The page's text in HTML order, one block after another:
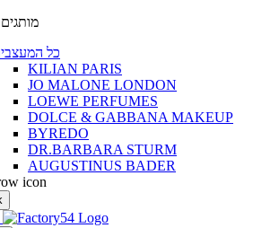
כל
KILIAN PARIS
JO MALONE LONDON
LOEWE PERFUMES
DOLCE & GABBANA MAKEUP
BYREDO
DR.BARBARA STURM
AUGUSTINUS BADER